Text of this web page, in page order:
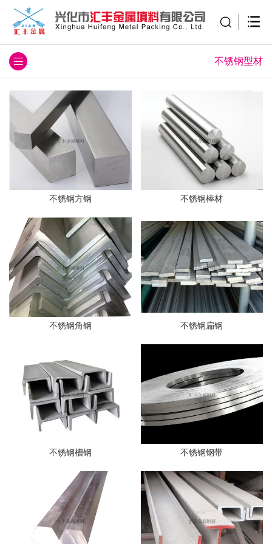
不锈钢型材
不锈钢方钢 不锈钢棒材
不锈钢角钢 不锈钢扁钢
不锈钢槽钢 不锈钢钢带